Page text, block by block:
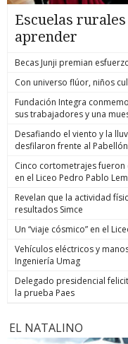
Escuelas
aprender
Becas Junji premian
Con universo flúor, niños
Fundación Integra
sus trabajadores y una
Desafiando el viento y la
desfilaron frente al
Cinco cortometrajes
en el Liceo Pedro Pablo
Revelan que la actividad
resultados Simce
Un “viaje cósmico” en el
Vehículos eléctricos y
Ingeniería Umag
Delegado presidencial
la prueba Paes
EL NATALINO